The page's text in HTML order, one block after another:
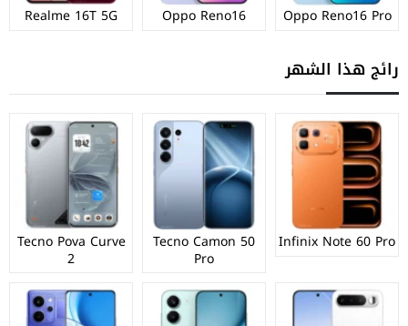
Oppo Reno16 Pro
Oppo Reno16
Realme 16T 5G
رائج هذا الشهر
Infinix Note 60 Pro
Tecno Camon 50
Pro
Tecno Pova Curve
2